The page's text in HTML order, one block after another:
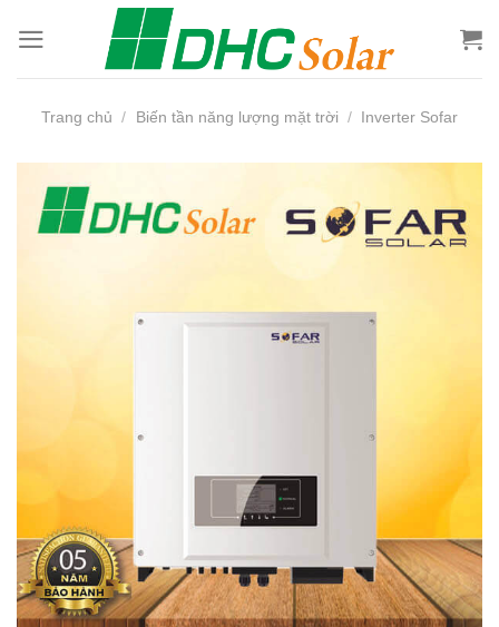
qua
nội
Trang chủ / Biến tần năng lượng mặt trời / Inverter Sofar